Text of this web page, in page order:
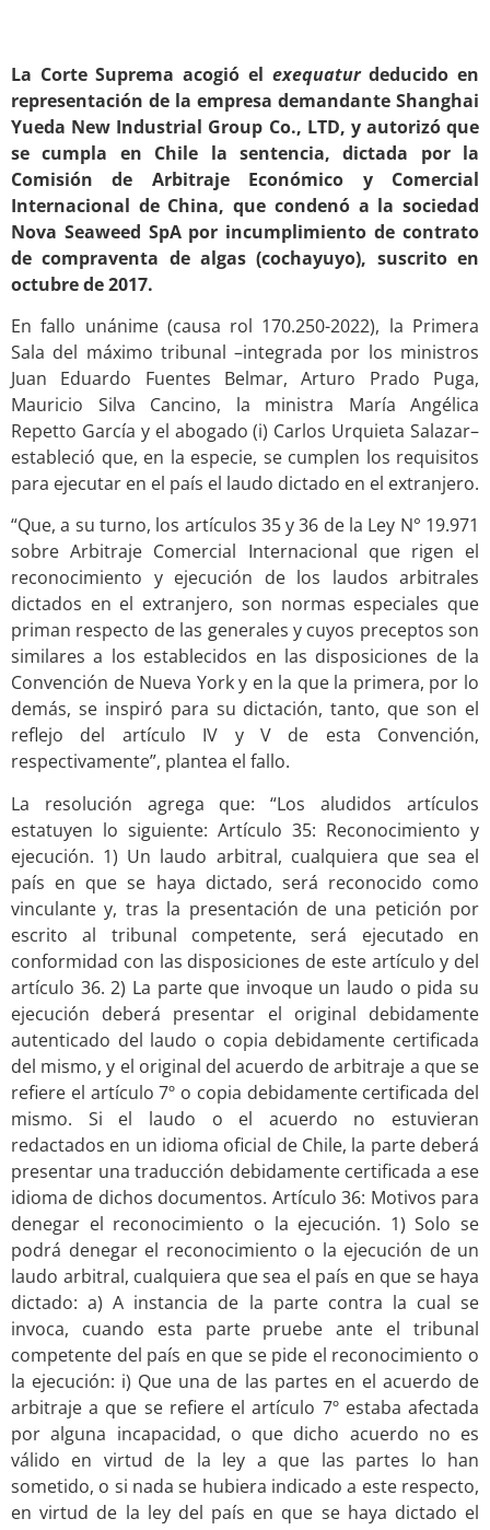
La Corte Suprema acogió el exequaturdeducido en
representación de la empresa demandante Shanghai
Yueda New Industrial Group Co., LTD, y autorizó que
se cumpla en Chile la sentencia, dictada por la
Comisión de Arbitraje Económico y Comercial
Internacional de China, que condenó a la sociedad
Nova Seaweed SpA por incumplimiento de contrato
de compraventa de algas (cochayuyo), suscrito en
octubre de 2017.
En fallo unánime (causa rol 170.250-2022), la Primera
Sala del máximo tribunal –integrada por los ministros
Juan Eduardo Fuentes Belmar, Arturo Prado Puga,
Mauricio Silva Cancino, la ministra María Angélica
Repetto García y el abogado (i) Carlos Urquieta Salazar–
estableció que, en la especie, se cumplen los requisitos
para ejecutar en el país el laudo dictado en el extranjero.
“Que, a su turno, los artículos 35 y 36 de la Ley N° 19.971
sobre Arbitraje Comercial Internacional que rigen el
reconocimiento y ejecución de los laudos arbitrales
dictados en el extranjero, son normas especiales que
priman respecto de las generales y cuyos preceptos son
similares a los establecidos en las disposiciones de la
Convención de Nueva York y en la que la primera, por lo
demás, se inspiró para su dictación, tanto, que son el
reflejo del artículo IV y V de esta Convención,
respectivamente”, plantea el fallo.
La resolución agrega que: “Los aludidos artículos
estatuyen lo siguiente: Artículo 35: Reconocimiento y
ejecución. 1) Un laudo arbitral, cualquiera que sea el
país en que se haya dictado, será reconocido como
vinculante y, tras la presentación de una petición por
escrito al tribunal competente, será ejecutado en
conformidad con las disposiciones de este artículo y del
artículo 36. 2) La parte que invoque un laudo o pida su
ejecución deberá presentar el original debidamente
autenticado del laudo o copia debidamente certificada
del mismo, y el original del acuerdo de arbitraje a que se
refiere el artículo 7º o copia debidamente certificada del
mismo. Si el laudo o el acuerdo no estuvieran
redactados en un idioma oficial de Chile, la parte deberá
presentar una traducción debidamente certificada a ese
idioma de dichos documentos. Artículo 36: Motivos para
denegar el reconocimiento o la ejecución. 1) Solo se
podrá denegar el reconocimiento o la ejecución de un
laudo arbitral, cualquiera que sea el país en que se haya
dictado: a) A instancia de la parte contra la cual se
invoca, cuando esta parte pruebe ante el tribunal
competente del país en que se pide el reconocimiento o
la ejecución: i) Que una de las partes en el acuerdo de
arbitraje a que se refiere el artículo 7º estaba afectada
por alguna incapacidad, o que dicho acuerdo no es
válido en virtud de la ley a que las partes lo han
sometido, o si nada se hubiera indicado a este respecto,
en virtud de la ley del país en que se haya dictado el